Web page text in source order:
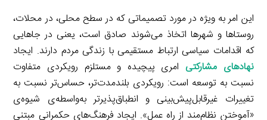
این امر به ویژه در مورد تصمیماتی که در سطح محلی، در محلات،
روستاها و شهرها اتخاذ می‌شوند صادق است، یعنی در جاهایی
که اقدامات سیاسی ارتباط مستقیمی با زندگی مردم دارند. ایجاد
نهادهای مشارکتی امری پیچیده و مستلزم رویکردی متفاوت
نسبت به توسعه است: رویکردی بلندمدت‌تر، حساس‌تر نسبت به
تغییرات غیرقابل‌پیش‌بینی و انطباق‌پذیرتر به‌واسطه‌ی شیوه‌ی
«آموختن نظام‌مند از راه عمل». ایجاد فرهنگ‌های حکمرانیِ مبتنی